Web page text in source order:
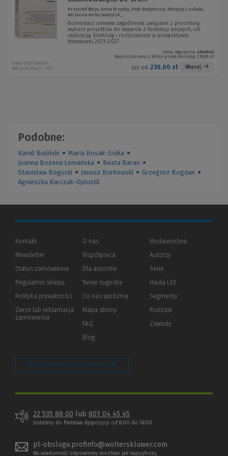
Krzysztof Borys, Anna Brzyska, Piotr Budyńczuk, Patrycja Czubała,
Adrianna Anna Gawryluk,...
Komentarz omawia zagadnienia związane z procedurą
wyboru projektów do wsparcia z funduszy unijnych, ich
realizacją, kontrolą i rozliczaniem w perspektywie
finansowej 2021–2027.
Cena regularna: 239,00 zł
Najniższa cena z 30 dni przed obniżką: 239,00 zł
Już od: 239,00 zł Więcej
KAM-4555 W01D01
Rok publikacji: 2023
Podobne:
Kamil Buliński ● Maria Bosak-Sojka ●
Joanna Bożena Lemańska ● Beata Baran ●
Stanisław Bogucki ● Janusz Borkowski ● Grzegorz Bogdan ●
Agnieszka Barczak-Oplustil
Kontakt
Newsletter
Status zamówienia
Regulamin sklepu
Polityka prywatności (Nowe
(Link
innej
Zwrot lub reklamacja
zamówienia
O nas
Współpraca
Dla autorów(Nowe
(Link
innej
strony)
Twoje sugestie
Co nas wyróżnia
Mapa strony
FAQ
Blog
Wydawnictwa
Autorzy
Serie
Hasła LEX
Segmenty
Rodzaje
Zawody
Zarządzaj preferencjami plików cookie
22 535 88 00 lub 801 04 45 45
Jesteśmy do Państwa dyspozycji od 8:00 do 16:00
pl-obsluga.profinfo@wolterskluwer.com
Na wiadomość odpowiemy możliwe jak najszybciej.